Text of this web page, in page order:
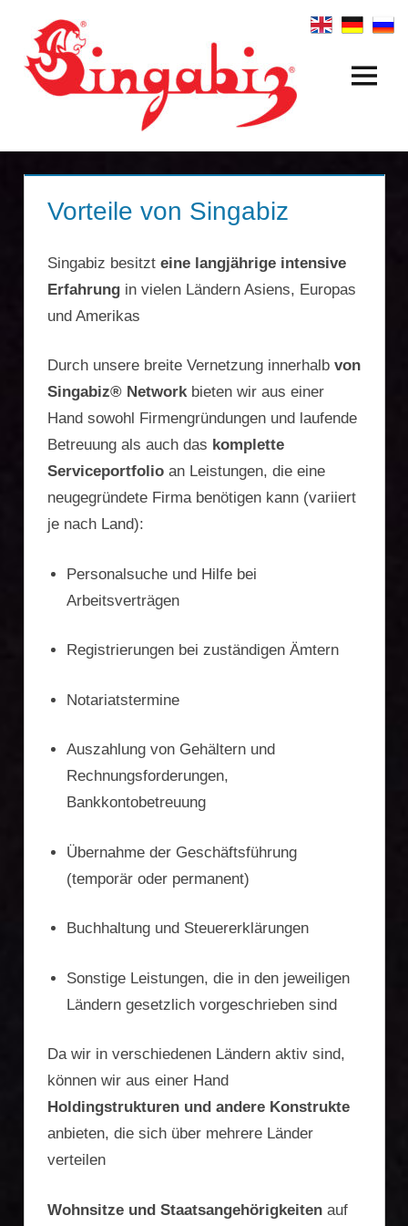
Inhalt
springen
Internationale
Firmengründungen
&
Holdingstrukturen
Singabiz®
International
Incorporation
Services
Firmengründung,
Vermögensschutz,
Zweitwohnsitz,
Menü
Vorteile von Singabiz
Singabiz besitzt eine langjährige intensive
Erfahrung in vielen Ländern Asiens, Europas
und Amerikas
Durch unsere breite Vernetzung innerhalb von
Singabiz® Networkbieten wir aus einer
Hand sowohl Firmengründungen und laufende
Betreuung als auch das komplette
Serviceportfolio an Leistungen, die eine
neugegründete Firma benötigen kann (variiert
je nach Land):
Personalsuche und Hilfe bei
Arbeitsverträgen
Registrierungen bei zuständigen Ämtern
Notariatstermine
Auszahlung von Gehältern und
Rechnungsforderungen,
Bankkontobetreuung
Übernahme der Geschäftsführung
(temporär oder permanent)
Buchhaltung und Steuererklärungen
Sonstige Leistungen, die in den jeweiligen
Ländern gesetzlich vorgeschrieben sind
Da wir in verschiedenen Ländern aktiv sind,
können wir aus einer Hand
Holdingstrukturen und andere Konstrukte
anbieten, die sich über mehrere Länder
verteilen
Wohnsitze und Staatsangehörigkeiten auf